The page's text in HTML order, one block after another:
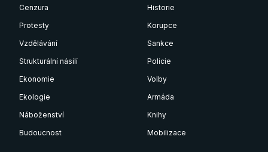
Cenzura
Historie
Protesty
Korupce
Vzdělávání
Sankce
Strukturální násilí
Policie
Ekonomie
Volby
Ekologie
Armáda
Náboženství
Knihy
Budoucnost
Mobilizace